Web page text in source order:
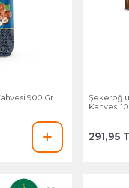
900 Gr
Kahvesi
Özel Set
291,95